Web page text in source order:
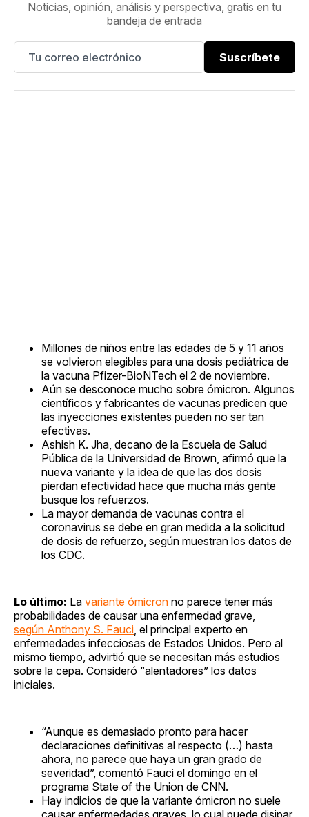
Noticias, opinión, análisis y perspectiva, gratis en tu
bandeja de entrada
Suscríbete
Millones de niños entre las edades de 5 y 11 años
se volvieron elegibles para una dosis pediátrica de
la vacuna Pfizer-BioNTech el 2 de noviembre.
Aún se desconoce mucho sobre ómicron. Algunos
científicos y fabricantes de vacunas predicen que
las inyecciones existentes pueden no ser tan
efectivas.
Ashish K. Jha, decano de la Escuela de Salud
Pública de la Universidad de Brown, afirmó que la
nueva variante y la idea de que las dos dosis
pierdan efectividad hace que mucha más gente
busque los refuerzos.
La mayor demanda de vacunas contra el
coronavirus se debe en gran medida a la solicitud
de dosis de refuerzo, según muestran los datos de
los CDC.
Lo último: La variante ómicron no parece tener más
probabilidades de causar una enfermedad grave,
según Anthony S. Fauci , el principal experto en
enfermedades infecciosas de Estados Unidos. Pero al
mismo tiempo, advirtió que se necesitan más estudios
sobre la cepa. Consideró “alentadores” los datos
iniciales.
“Aunque es demasiado pronto para hacer
declaraciones definitivas al respecto (…) hasta
ahora, no parece que haya un gran grado de
severidad”, comentó Fauci el domingo en el
programa State of the Union de CNN.
Hay indicios de que la variante ómicron no suele
causar enfermedades graves, lo cual puede disipar